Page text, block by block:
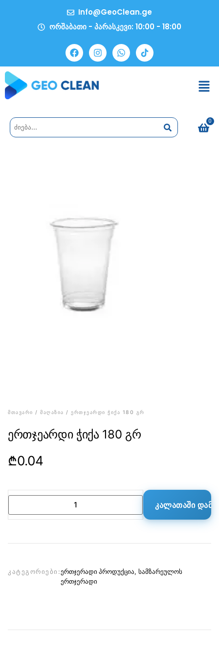
Info@GeoClean.ge
ორშაბათი - პარასკევი: 10:00 - 18:00
0
ᲛᲗᲐᲕᲐᲠᲘ / ᲛᲐᲦᲐᲖᲘᲐ / ᲔᲠᲗᲯᲔᲐᲠᲓᲘ ᲭᲘᲥᲐ 180 ᲒᲠ
ერთჯეარდი ჭიქა 180 გრ
₾0.04
ᲙᲐᲚᲐᲗᲐᲨᲘ
ᲙᲐᲢᲔᲒᲝᲠᲘᲔᲑᲘ:ერთჯერადი პროდუქცია, სამზარეულოს
ერთჯერადი